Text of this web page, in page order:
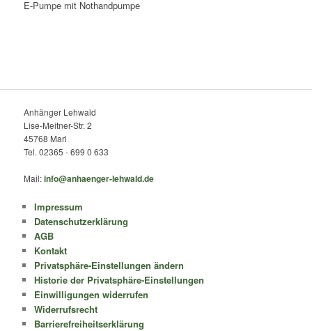
E-Pumpe mit Nothandpumpe
Anhänger Lehwald
Lise-Meitner-Str. 2
45768 Marl
Tel. 02365 - 699 0 633
Mail:info@anhaenger-lehwald.de
Impressum
Datenschutzerklärung
AGB
Kontakt
Privatsphäre-Einstellungen ändern
Historie der Privatsphäre-Einstellungen
Einwilligungen widerrufen
Widerrufsrecht
Barrierefreiheitserklärung